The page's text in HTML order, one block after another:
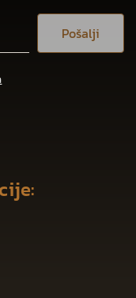
Pošalji